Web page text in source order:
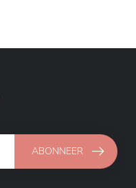
ABONNEER